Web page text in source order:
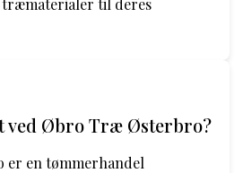
ved Øbro Træ Østerbro?
en tømmerhandel